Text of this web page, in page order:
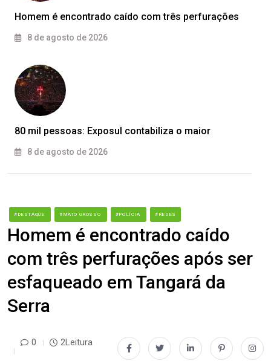
Homem é encontrado caído com três perfurações
8 de agosto de 2026
80 mil pessoas: Exposul contabiliza o maior
8 de agosto de 2026
#DESTAQUE #MATO GROSSO #POLÍCIA #REDES
Homem é encontrado caído
com três perfurações após ser
esfaqueado em Tangará da
Serra
0 2Leitura